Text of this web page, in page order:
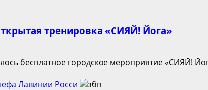
тренировка «СИЯЙ! Йога»
бесплатное городское мероприятие «СИЯЙ!
Лавинии Росси